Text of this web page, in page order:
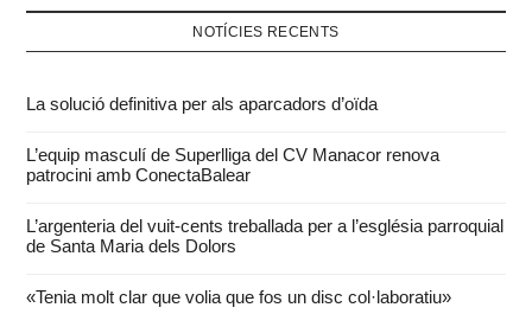
NOTÍCIES RECENTS
La solució definitiva per als aparcadors d’oïda
L’equip masculí de Superlliga del CV Manacor renova
patrocini amb ConectaBalear
L’argenteria del vuit-cents treballada per a l’església parroquial
de Santa Maria dels Dolors
«Tenia molt clar que volia que fos un disc col·laboratiu»